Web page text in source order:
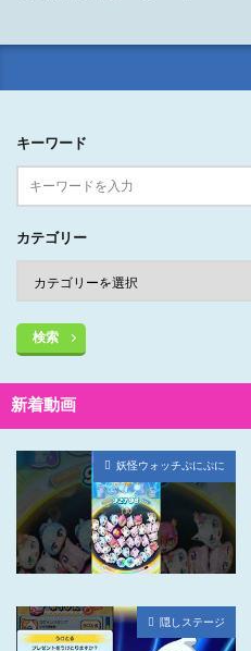
キーワード
カテゴリー
検索
新着動画
妖怪ウォッチぷにぷに
隠しステージ